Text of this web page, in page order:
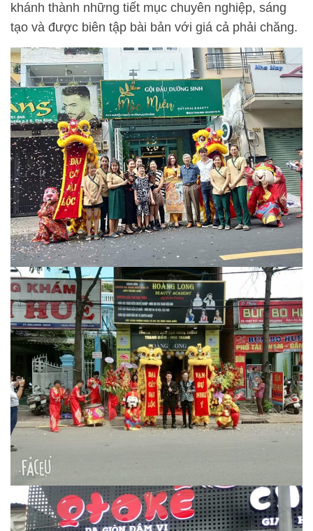
khánh thành những tiết mục chuyên nghiệp, sáng
tạo và được biên tập bài bản với giá cả phải chăng.